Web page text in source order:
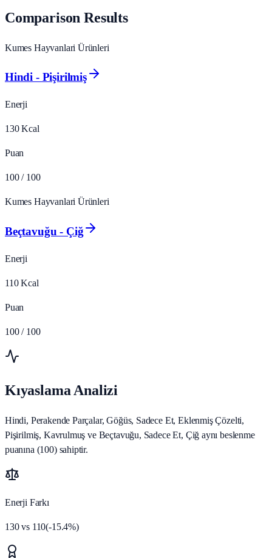
Comparison Results
Kumes Hayvanlari Ürünleri
Hindi - Pişirilmiş
Enerji
130 Kcal
Puan
100 / 100
Kumes Hayvanlari Ürünleri
Beçtavuğu - Çiğ
Enerji
110 Kcal
Puan
100 / 100
Kıyaslama Analizi
Hindi, Perakende Parçalar, Göğüs, Sadece Et, Eklenmiş Çözelti,
Pişirilmiş, Kavrulmuş ve Beçtavuğu, Sadece Et, Çiğ aynı beslenme
puanına (100) sahiptir.
Enerji Farkı
130vs 110(-15.4%)